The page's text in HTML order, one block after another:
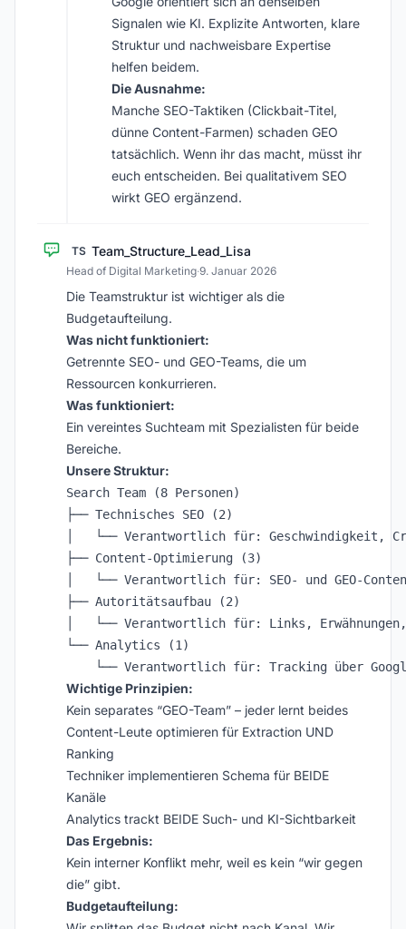
Signalen wie KI. Explizite Antworten, klare
Struktur und nachweisbare Expertise
helfen beidem.
Die Ausnahme:
Manche SEO-Taktiken (Clickbait-Titel,
dünne Content-Farmen) schaden GEO
tatsächlich. Wenn ihr das macht, müsst ihr
euch entscheiden. Bei qualitativem SEO
wirkt GEO ergänzend.
TS Team_Structure_Lead_Lisa
Head of Digital Marketing·9. Januar 2026
Die Teamstruktur ist wichtiger als die
Budgetaufteilung.
Was nicht funktioniert:
Getrennte SEO- und GEO-Teams, die um
Ressourcen konkurrieren.
Was funktioniert:
Ein vereintes Suchteam mit Spezialisten für beide
Bereiche.
Unsere Struktur:
Search Team (8 Personen)
├── Technisches SEO (2)
│   └── Verantwortlich für: Geschwindigkeit,
├── Content-Optimierung (3)
│   └── Verantwortlich für: SEO- und GEO-
├── Autoritätsaufbau (2)
│   └── Verantwortlich für: Links,
└── Analytics (1)
Wichtige Prinzipien:
Kein separates “GEO-Team” – jeder lernt beides
Content-Leute optimieren für Extraction UND
Ranking
Techniker implementieren Schema für BEIDE
Kanäle
Analytics trackt BEIDE Such- und KI-Sichtbarkeit
Das Ergebnis:
Kein interner Konflikt mehr, weil es kein “wir gegen
die” gibt.
Budgetaufteilung: